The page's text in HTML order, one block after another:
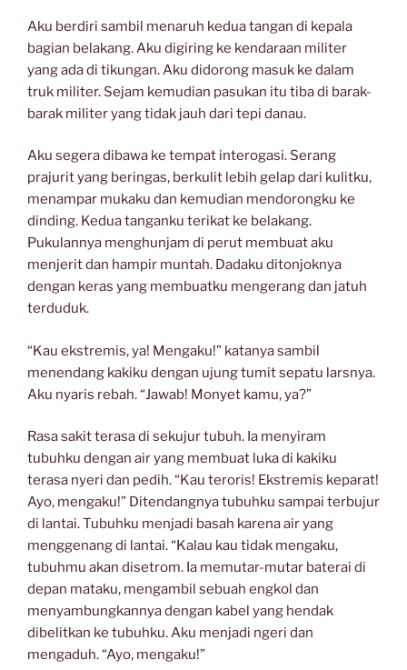
Aku berdiri sambil menaruh kedua tangan di kepala
bagian belakang. Aku digiring ke kendaraan militer
yang ada di tikungan. Aku didorong masuk ke dalam
truk militer. Sejam kemudian pasukan itu tiba di barak-
barak militer yang tidak jauh dari tepi danau.
Aku segera dibawa ke tempat interogasi. Serang
prajurit yang beringas, berkulit lebih gelap dari kulitku,
menampar mukaku dan kemudian mendorongku ke
dinding. Kedua tanganku terikat ke belakang.
Pukulannya menghunjam di perut membuat aku
menjerit dan hampir muntah. Dadaku ditonjoknya
dengan keras yang membuatku mengerang dan jatuh
terduduk.
“Kau ekstremis, ya! Mengaku!” katanya sambil
menendang kakiku dengan ujung tumit sepatu larsnya.
Aku nyaris rebah. “Jawab! Monyet kamu, ya?”
Rasa sakit terasa di sekujur tubuh. Ia menyiram
tubuhku dengan air yang membuat luka di kakiku
terasa nyeri dan pedih. “Kau teroris! Ekstremis keparat!
Ayo, mengaku!” Ditendangnya tubuhku sampai terbujur
di lantai. Tubuhku menjadi basah karena air yang
menggenang di lantai. “Kalau kau tidak mengaku,
tubuhmu akan disetrom. Ia memutar-mutar baterai di
depan mataku, mengambil sebuah engkol dan
menyambungkannya dengan kabel yang hendak
dibelitkan ke tubuhku. Aku menjadi ngeri dan
mengaduh. “Ayo, mengaku!”